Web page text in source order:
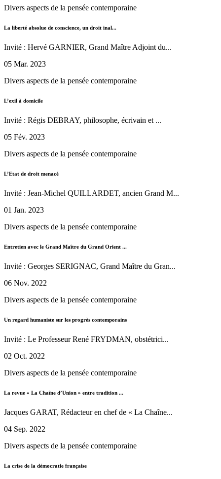
Divers aspects de la pensée contemporaine
La liberté absolue de conscience, un droit inal...
Invité : Hervé GARNIER, Grand Maître Adjoint du...
05 Mar. 2023
Divers aspects de la pensée contemporaine
L’exil à domicile
Invité : Régis DEBRAY, philosophe, écrivain et ...
05 Fév. 2023
Divers aspects de la pensée contemporaine
L’Etat de droit menacé
Invité : Jean-Michel QUILLARDET, ancien Grand M...
01 Jan. 2023
Divers aspects de la pensée contemporaine
Entretien avec le Grand Maître du Grand Orient ...
Invité : Georges SERIGNAC, Grand Maître du Gran...
06 Nov. 2022
Divers aspects de la pensée contemporaine
Un regard humaniste sur les progrès contemporains
Invité : Le Professeur René FRYDMAN, obstétrici...
02 Oct. 2022
Divers aspects de la pensée contemporaine
La revue « La Chaîne d’Union » entre tradition ...
Jacques GARAT, Rédacteur en chef de « La Chaîne...
04 Sep. 2022
Divers aspects de la pensée contemporaine
La crise de la démocratie française